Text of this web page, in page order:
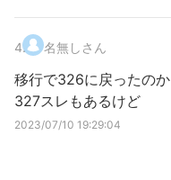
4. 名無しさん
移行で326に戻ったのか
327スレもあるけど
2023/07/10 19:29:04